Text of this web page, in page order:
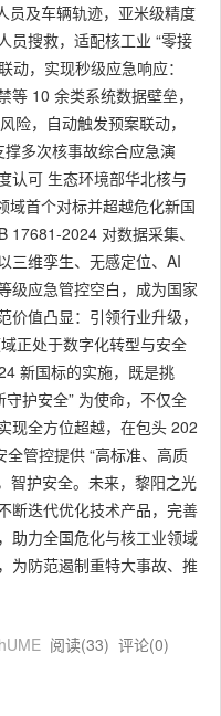
员及车辆轨迹，亚米级精度
员搜救，适配核工业 “零接
动，实现秒级应急响应：
10 余类系统数据壁垒，
险，自动触发预案联动，
多次核事故综合应急演
认可 生态环境部华北核与
首个对标并超越危化新国
17681-2024 对数据采集、
三维孪生、无感定位、AI
级应急管控空白，成为国家
值凸显：引领行业升级，
正处于数字化转型与安全
新国标的实施，既是挑
护安全” 为使命，不仅全
现全方位超越，在包头 202
管控提供 “高标准、高质
智护安全。未来，黎阳之光
断迭代优化技术产品，完善
助力全国危化与核工业领域
为防范遏制重特大事故、推
阅读(33) 评论(0)